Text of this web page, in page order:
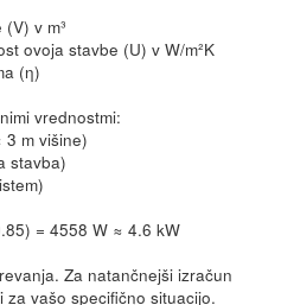
v m³
ovoja stavbe (U) v W/m²K
(η)
vrednostmi:
3 m višine)
stavba)
= 4558 W ≈ 4.6 kW
Za natančnejši izračun
vašo specifično situacijo.